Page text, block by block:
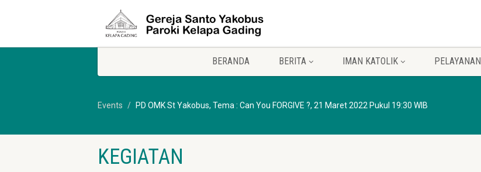
BERANDA BERITA IMAN KATOLIK PELAYANAN
Events PD OMK St Yakobus, Tema : Can You FORGIVE ?, 21 Maret 2022 Pukul 19:30 WIB
KEGIATAN